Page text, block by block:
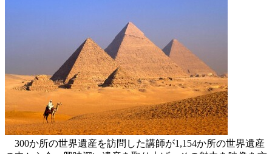
300か所の世界遺産を訪問した講師が1,154か所の世界遺産